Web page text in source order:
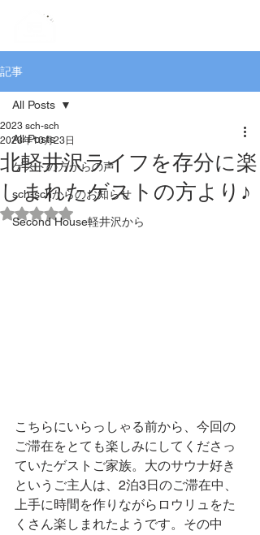
記事
All Posts
ゲストの方からの声
sch-schからのお知らせ
Second House軽井沢から
All Posts
北軽井沢ライフを存分に楽
しまれたゲストの方より♪
2023 sch-sch
2023年10月23日
5つ星のうちNaNと評価されています。
こちらにいらっしゃる前から、今回の
ご滞在をとても楽しみにしてくださっ
ていたゲストご家族。大のサウナ好き
というご主人は、2泊3日のご滞在中、
上手に時間を作りながらロウリュをた
くさん楽しまれたようです。その中